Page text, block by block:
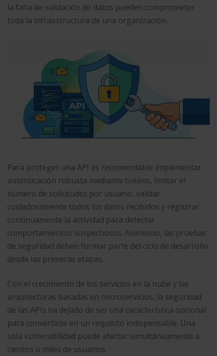
la falta de validación de datos pueden comprometer
toda la infraestructura de una organización.
Para proteger una API es recomendable implementar
autenticación robusta mediante tokens, limitar el
número de solicitudes por usuario, validar
cuidadosamente todos los datos recibidos y registrar
continuamente la actividad para detectar
comportamientos sospechosos. Asimismo, las pruebas
de seguridad deben formar parte del ciclo de desarrollo
desde las primeras etapas.
Con el crecimiento de los servicios en la nube y las
arquitecturas basadas en microservicios, la seguridad
de las APIs ha dejado de ser una característica opcional
para convertirse en un requisito indispensable. Una
sola vulnerabilidad puede afectar simultáneamente a
cientos o miles de usuarios.